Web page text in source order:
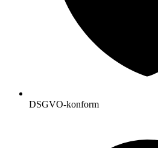
DSGVO-konform